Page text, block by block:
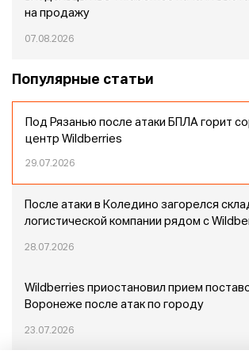
на продажу
07.08.2026
Популярные статьи
Под Рязанью после атаки БПЛА горит
центр Wildberries
29.07.2026
После атаки в Коледино загорелся
логистической компании рядом с
28.07.2026
Wildberries приостановил прием
Воронеже после атак по городу
23.07.2026